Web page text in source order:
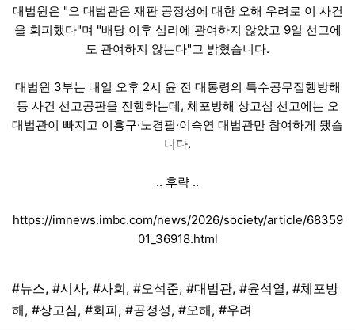
대법원은 "오 대법관은 재판 공정성에 대한 오해 우려로 이 사건
을 회피했다"며 "배당 이후 심리에 관여하지 않았고 9일 선고에
도 관여하지 않는다"고 밝혔습니다.
대법원 3부는 내일 오후 2시 윤 전 대통령의 특수공무집행방해
등 사건 선고공판을 진행하는데, 체포방해 상고심 선고에는 오
대법관이 빠지고 이흥구·노경필·이숙연 대법관만 참여하게 됐습
니다.
.. 후략 ..
https://imnews.imbc.com/news/2026/society/article/68359
01_36918.html
태그
#뉴스, #시사, #사회, #오석준, #대법관, #윤석열, #체포방
해, #상고심, #회피, #공정성, #오해, #우려